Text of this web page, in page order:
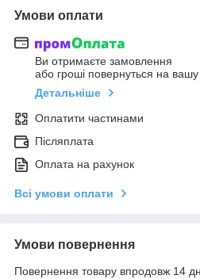
Умови оплати
Ви отримаєте замовлення
або гроші повернуться на вашу
Детальніше
Оплатити частинами
Післяплата
Оплата на рахунок
Всі умови оплати
Умови повернення
Повернення товару впродовж 14